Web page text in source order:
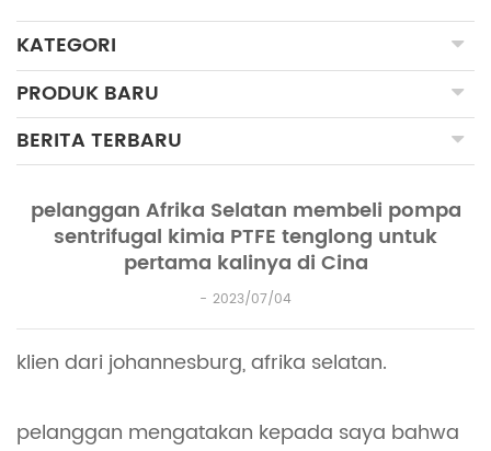
KATEGORI
PRODUK BARU
BERITA TERBARU
pelanggan Afrika Selatan membeli pompa
sentrifugal kimia PTFE tenglong untuk
pertama kalinya di Cina
2023/07/04
klien dari johannesburg, afrika selatan.
pelanggan mengatakan kepada saya bahwa